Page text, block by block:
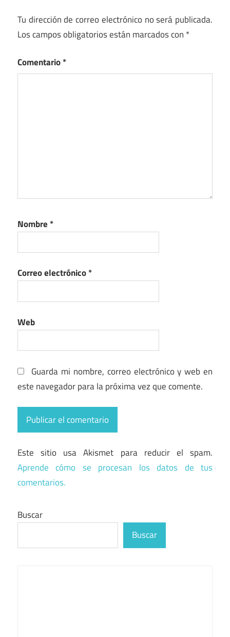
Tu dirección de correo electrónico no será publicada.
Los campos obligatorios están marcados con *
Comentario*
Nombre *
Correo electrónico*
Web
Guarda mi nombre, correo electrónico y web en
este navegador para la próxima vez que comente.
Este sitio usa Akismet para reducir el spam.
Aprende cómo se procesan los datos de tus
comentarios.
Buscar
Buscar